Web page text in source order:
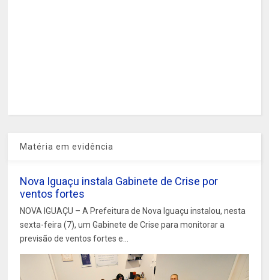
Matéria em evidência
Nova Iguaçu instala Gabinete de Crise por
ventos fortes
NOVA IGUAÇU – A Prefeitura de Nova Iguaçu instalou, nesta
sexta-feira (7), um Gabinete de Crise para monitorar a
previsão de ventos fortes e...